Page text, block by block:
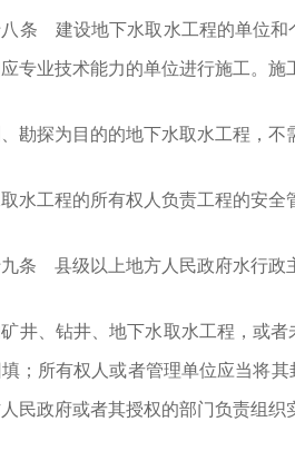
条 建设地下水取水工程的单位和
专业技术能力的单位进行施工。
、勘探为目的的地下水取水工程，
水工程的所有权人负责工程的安全
条 县级以上地方人民政府水行政
井、钻井、地下水取水工程，或
；所有权人或者管理单位应当将
民政府或者其授权的部门负责组织